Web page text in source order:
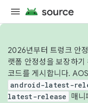
2026년부터 트렁크 안
랫폼 안정성을 보장하
코드를 게시합니다.
android-latest-
latest-release
매니